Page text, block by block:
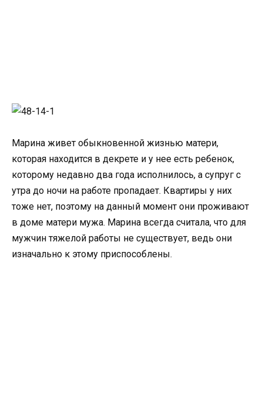
Марина живет обыкновенной жизнью матери,
которая находится в декрете и у нее есть ребенок,
которому недавно два года исполнилось, а супруг с
утра до ночи на работе пропадает. Квартиры у них
тоже нет, поэтому на данный момент они проживают
в доме матери мужа. Марина всегда считала, что для
мужчин тяжелой работы не существует, ведь они
изначально к этому приспособлены.